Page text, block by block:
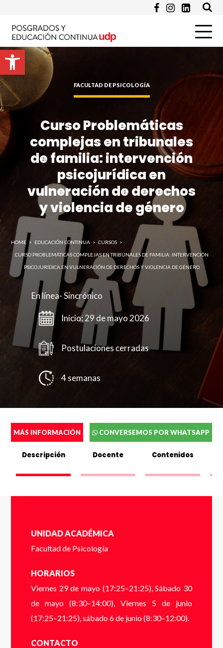
Abrir barra de herramientas
Email *
Programa de Interés *
Enviar
FACULTAD DE PSICOLOGÍA
Curso Problemáticas
complejas en tribunales
de familia: intervención
psicojurídica en
vulneración de derechos
y violencia de género
HOME > EDUCACIÓN CONTINUA > CURSOS >
CURSO PROBLEMÁTICAS COMPLEJAS EN TRIBUNALES DE FAMILIA: INTERVENCIÓN
PSICOJURÍDICA EN VULNERACIÓN DE DERECHOS Y VIOLENCIA DE GÉNERO
En línea- Sincrónico
Inicio: 29 de mayo 2026
Postulaciones cerradas
4 semanas
MÁS INFORMACIÓN CONVERSEMOS POR WHATSAPP
Descripción Docente Contenidos
UNIDAD ACADÉMICA
Facultad de Psicología
HORARIOS
Viernes 29 de mayo (17:25–21:25), Sábado 30
de mayo (8:30–14:00), Viernes 5 de junio
(17:25–21:25), sábado 6 de junio (8:30–12:00).
CONTACTO
Completa el siguente formulario y nos pondremos en
Cédula de identidad sin puntos ni guión (Ej:
18410112) *
Dígito verificador (Ej: 2) *
Apellido *